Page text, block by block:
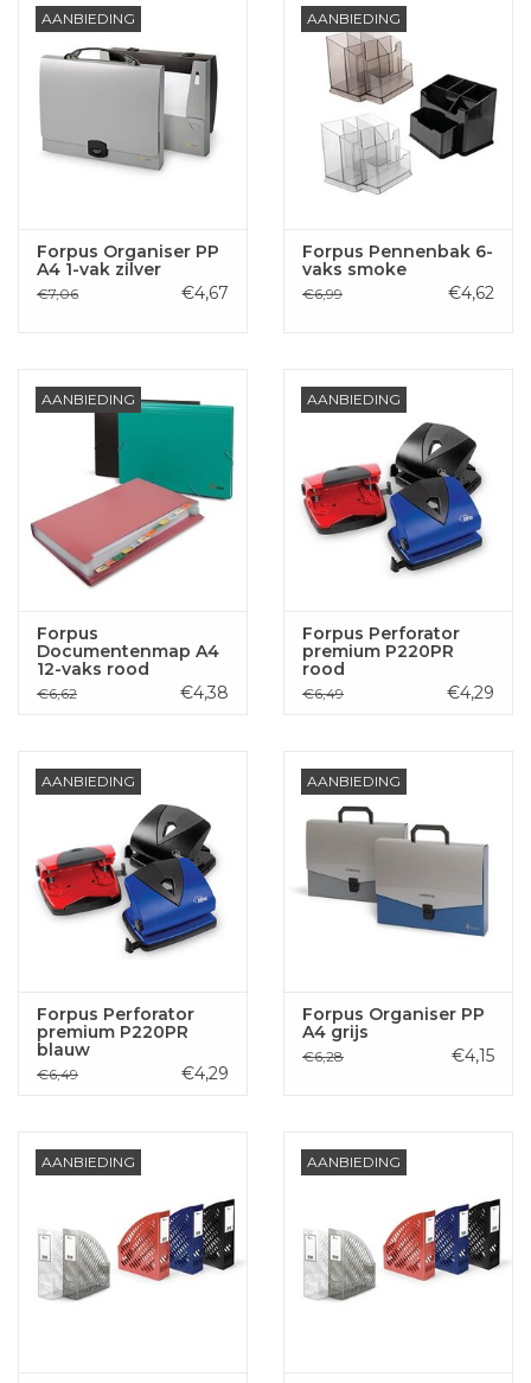
AANBIEDING
Forpus Organiser PP
A4 1-vak zilver
€7,06 €4,67
AANBIEDING
Forpus Pennenbak 6-
vaks smoke
€6,99 €4,62
AANBIEDING
Forpus
Documentenmap A4
12-vaks rood
€6,62 €4,38
AANBIEDING
Forpus Perforator
premium P220PR
rood
€6,49 €4,29
AANBIEDING
Forpus Perforator
premium P220PR
blauw
€6,49 €4,29
AANBIEDING
Forpus Organiser PP
A4 grijs
€6,28 €4,15
AANBIEDING AANBIEDING